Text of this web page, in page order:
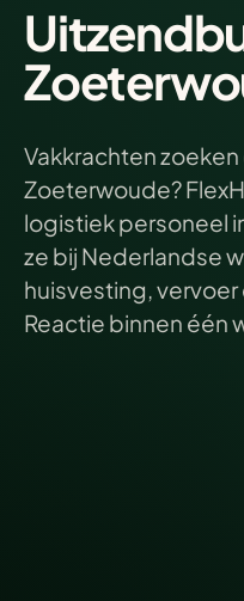
Vakkrachten
Zoeterwoude?
logistiek personeel
ze bij Nederlandse
huisvesting,
Reactie binnen één